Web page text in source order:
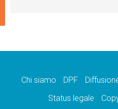
Chi siamo DPF
Status legale